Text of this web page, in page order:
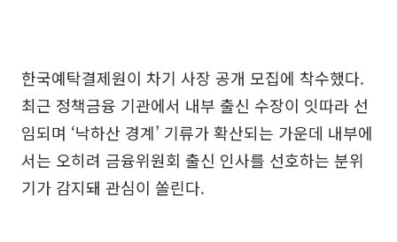
한국예탁결제원이 차기 사장 공개 모집에 착수했다.
최근 정책금융 기관에서 내부 출신 수장이 잇따라 선
임되며 ‘낙하산 경계’ 기류가 확산되는 가운데 내부에
서는 오히려 금융위원회 출신 인사를 선호하는 분위
기가 감지돼 관심이 쏠린다.